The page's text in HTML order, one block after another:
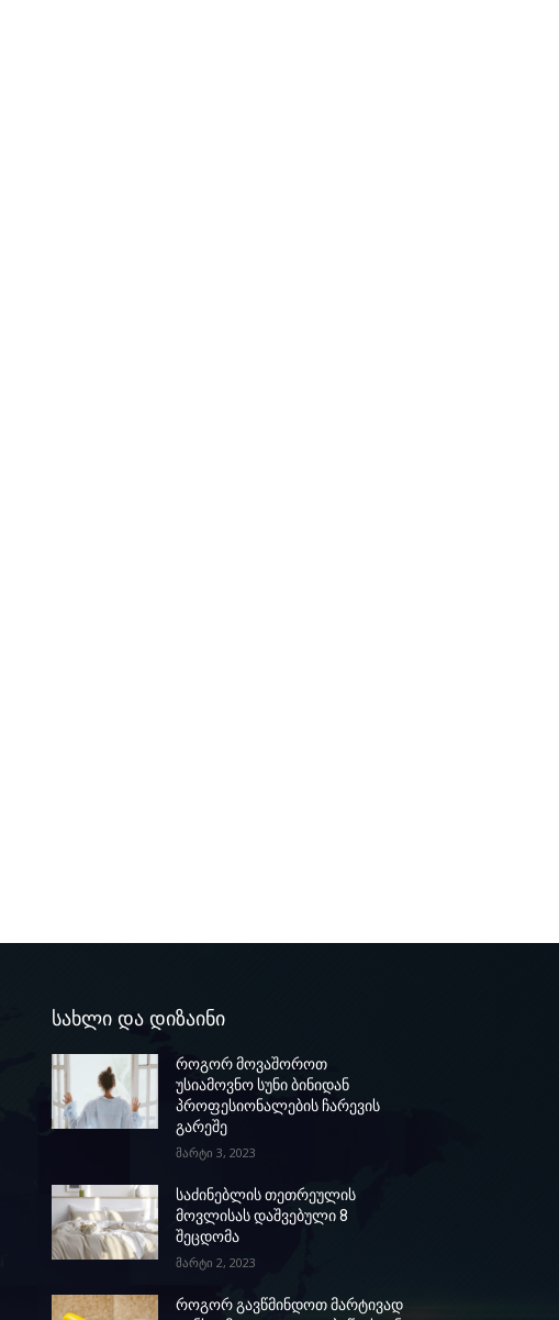
სახლი და დიზაინი
როგორ მოვაშოროთ
უსიამოვნო სუნი ბინიდან
პროფესიონალების ჩარევის
გარეშე
მარტი 3, 2023
საძინებლის თეთრეულის
მოვლისას დაშვებული 8
შეცდომა
მარტი 2, 2023
როგორ გავწმინდოთ მარტივად